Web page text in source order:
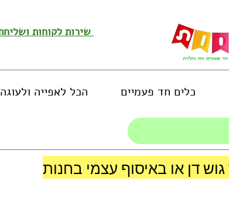
כלים חד פעמיים הכל לאפייה ולעוגה